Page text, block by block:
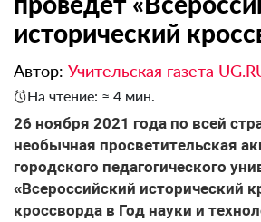
исторический
Автор: Учительская газета
На чтение: ≈ 4 мин.
26 ноября 2021 года по всей
необычная просветительская
городского педагогического
«Всероссийский исторический
кроссворда в Год науки и